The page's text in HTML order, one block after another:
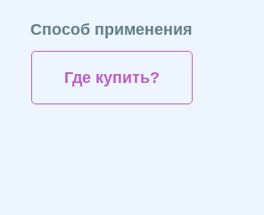
Способ применения
Где купить?